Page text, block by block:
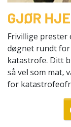
GJØR
Frivillige prester
døgnet rundt for
katastrofe. Ditt
så vel som mat,
for